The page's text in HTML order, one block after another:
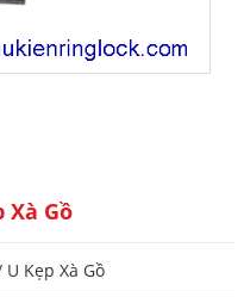
Xà Gồ
Kẹp Xà Gồ